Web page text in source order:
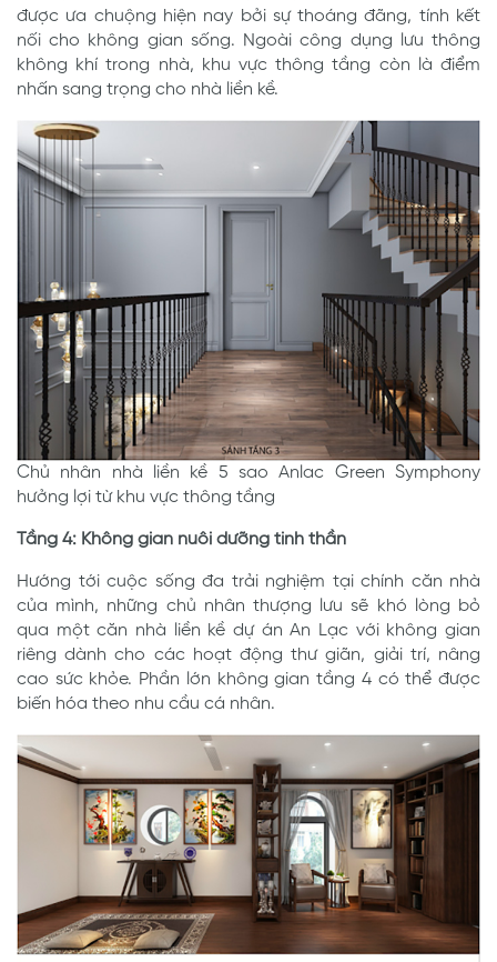
được ưa chuộng hiện nay bởi sự thoáng đãng, tính kết
nối cho không gian sống. Ngoài công dụng lưu thông
không khí trong nhà, khu vực thông tầng còn là điểm
nhấn sang trọng cho nhà liền kề.
Chủ nhân nhà liền kề 5 sao Anlac Green Symphony
hưởng lợi từ khu vực thông tầng
Tầng 4: Không gian nuôi dưỡng tinh thần
Hướng tới cuộc sống đa trải nghiệm tại chính căn nhà
của mình, những chủ nhân thượng lưu sẽ khó lòng bỏ
qua một căn nhà liền kề dự án An Lạc với không gian
riêng dành cho các hoạt động thư giãn, giải trí, nâng
cao sức khỏe. Phần lớn không gian tầng 4 có thể được
biến hóa theo nhu cầu cá nhân.